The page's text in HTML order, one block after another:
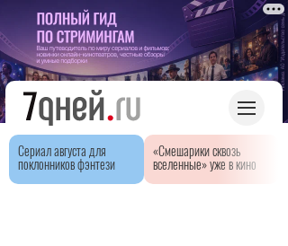
Сериал августа для
поклонников фэнтези
«Смешарики сквозь
вселенные» уже в кино